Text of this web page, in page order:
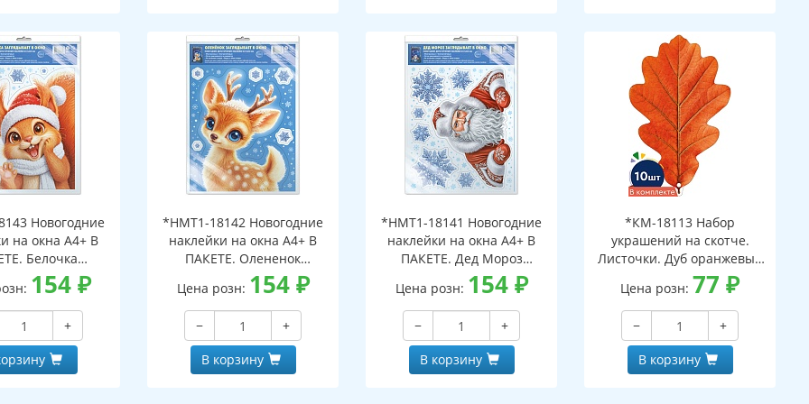
Новогодние
на окна А4+ В
Белочка
в окно (видны
сторон,
в
упаковке,
и клеевым
154₽
+
*НМТ1-18142 Новогодние
наклейки на окна А4+ В
ПАКЕТЕ. Олененок
заглядывает в окно (видны
с обеих сторон,
многоразовые, в
индивидуальной упаковке,
с европодвесом и клеевым
клапаном)
Цена розн: 154₽
−
+
В корзину
*НМТ1-18141 Новогодние
наклейки на окна А4+ В
ПАКЕТЕ. Дед Мороз
заглядывает в окно (видны
с обеих сторон,
многоразовые, в
индивидуальной упаковке,
с европодвесом и клеевым
клапаном)
Цена розн: 154₽
−
+
В корзину
*КМ-18113 Набор
украшений на скотче.
Листочки. Дуб оранжевый
(10 шт. в наборе,
двухсторонняя, ВД-лак)
Цена розн: 77₽
−
+
В корзину